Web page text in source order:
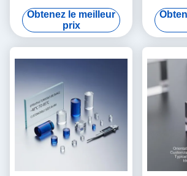
monocristalline
Obtenez le meilleur
prix